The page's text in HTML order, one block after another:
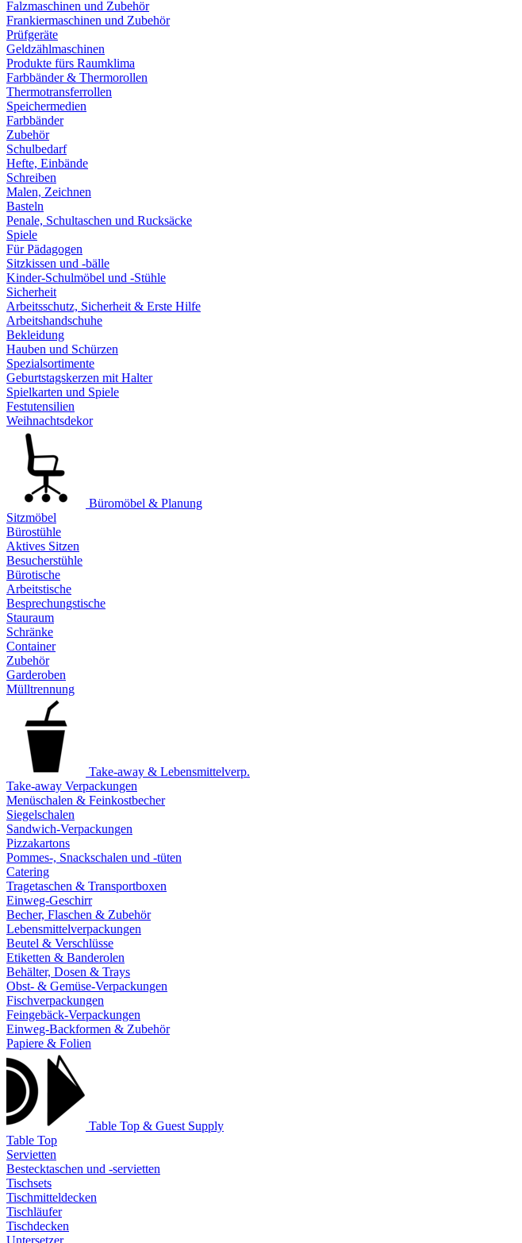
Falzmaschinen und Zubehör
Frankiermaschinen und Zubehör
Prüfgeräte
Geldzählmaschinen
Produkte fürs Raumklima
Farbbänder & Thermorollen
Thermotransferrollen
Speichermedien
Farbbänder
Zubehör
Schulbedarf
Hefte, Einbände
Schreiben
Malen, Zeichnen
Basteln
Penale, Schultaschen und Rucksäcke
Spiele
Für Pädagogen
Sitzkissen und -bälle
Kinder-Schulmöbel und -Stühle
Sicherheit
Arbeitsschutz, Sicherheit & Erste Hilfe
Arbeitshandschuhe
Bekleidung
Hauben und Schürzen
Spezialsortimente
Geburtstagskerzen mit Halter
Spielkarten und Spiele
Festutensilien
Weihnachtsdekor
Büromöbel & Planung
Sitzmöbel
Bürostühle
Aktives Sitzen
Besucherstühle
Bürotische
Arbeitstische
Besprechungstische
Stauraum
Schränke
Container
Zubehör
Garderoben
Mülltrennung
Take-away & Lebensmittelverp.
Take-away Verpackungen
Menüschalen & Feinkostbecher
Siegelschalen
Sandwich-Verpackungen
Pizzakartons
Pommes-, Snackschalen und -tüten
Catering
Tragetaschen & Transportboxen
Einweg-Geschirr
Becher, Flaschen & Zubehör
Lebensmittelverpackungen
Beutel & Verschlüsse
Etiketten & Banderolen
Behälter, Dosen & Trays
Obst- & Gemüse-Verpackungen
Fischverpackungen
Feingebäck-Verpackungen
Einweg-Backformen & Zubehör
Papiere & Folien
Table Top & Guest Supply
Table Top
Servietten
Bestecktaschen und -servietten
Tischsets
Tischmitteldecken
Tischläufer
Tischdecken